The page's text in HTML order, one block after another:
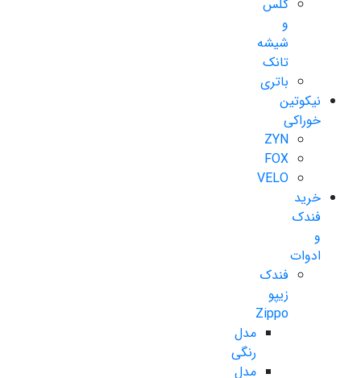
گلس
و
شیشه
تانک
باتری
نیکوتین
خوراکی
ZYN
FOX
VELO
خرید
فندک
و
ادوات
فندک
زیپو
Zippo
مدل
رنگی
مدل